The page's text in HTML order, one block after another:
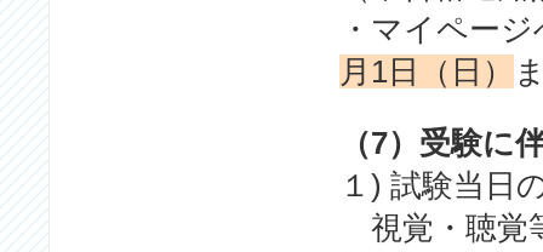
・マイペー
月1日（日）
（7）受験に
１) 試験当日
視覚・聴覚